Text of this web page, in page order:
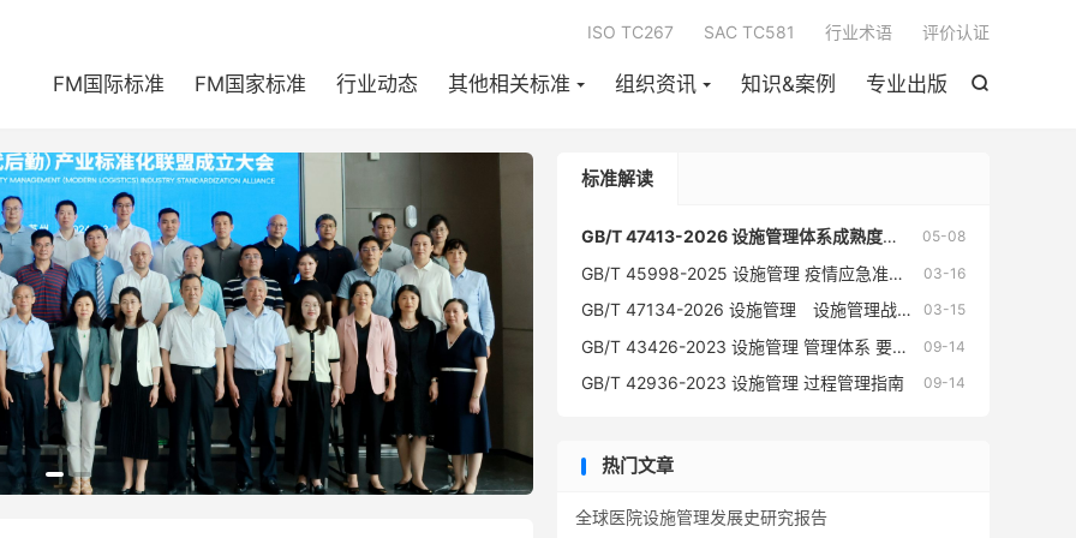

FM国际标准 FM国家标准 行业动态 其他相关标准 组织资讯 知识&案例 专业出版
ISO TC267 SAC TC581 行业术语 评价认证

标准解读
05-08
GB/T 47413-2026 设施管理体系成熟度评价指南
03-16
GB/T 45998-2025 设施管理 疫情应急准备与管理指南 - 等同采用ISO 41017
03-15
GB/T 47134-2026 设施管理 设施管理战略制定 - 等同采用ISO 41014
09-14
GB/T 43426-2023 设施管理 管理体系 要求及使用指南 - 等同采用ISO 41001
09-14
GB/T 42936-2023 设施管理 过程管理指南
热门文章
全球医院设施管理发展史研究报告